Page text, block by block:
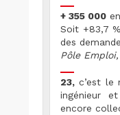
+ 355 000
Soit +83,7
des
Pôle
23, c’est le
ingénieur
encore